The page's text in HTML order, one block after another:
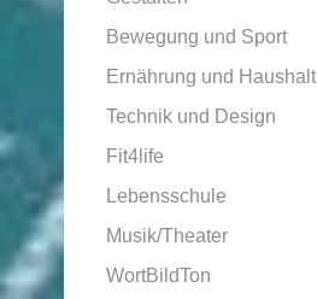
Bewegung und Sport
Ernährung und Haushalt
Technik und Design
Fit4life
Lebensschule
Musik/Theater
WortBildTon